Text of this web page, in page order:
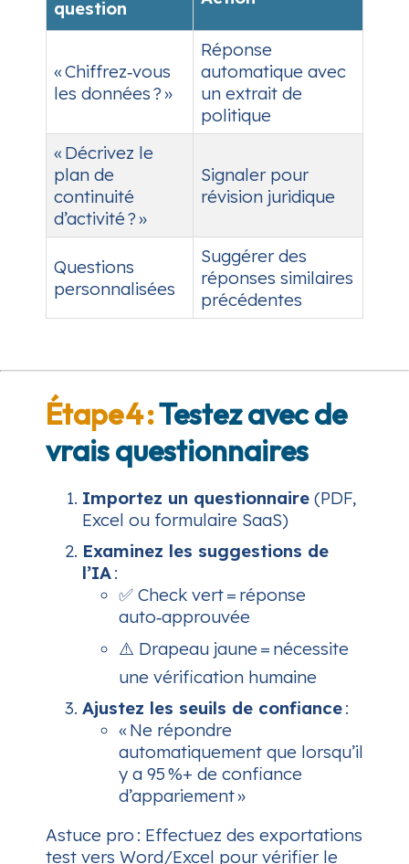
question
« Chiffrez‑vous
les données ? »
Réponse
automatique avec
un extrait de
politique
« Décrivez le
plan de
continuité
d’activité ? »
Signaler pour
révision juridique
Questions
personnalisées
Suggérer des
réponses similaires
précédentes
Étape 4 :Testez avec de
vrais questionnaires
Importez un questionnaire (PDF,
Excel ou formulaire SaaS)
Examinez les suggestions de
l’IA:
✅ Check vert = réponse
auto‑approuvée
⚠️ Drapeau jaune = nécessite
une vérification humaine
Ajustez les seuils de confiance:
« Ne répondre
automatiquement que lorsqu’il
y a 95 %+ de confiance
d’appariement »
Astuce pro : Effectuez des exportations
test vers Word/Excel pour vérifier le